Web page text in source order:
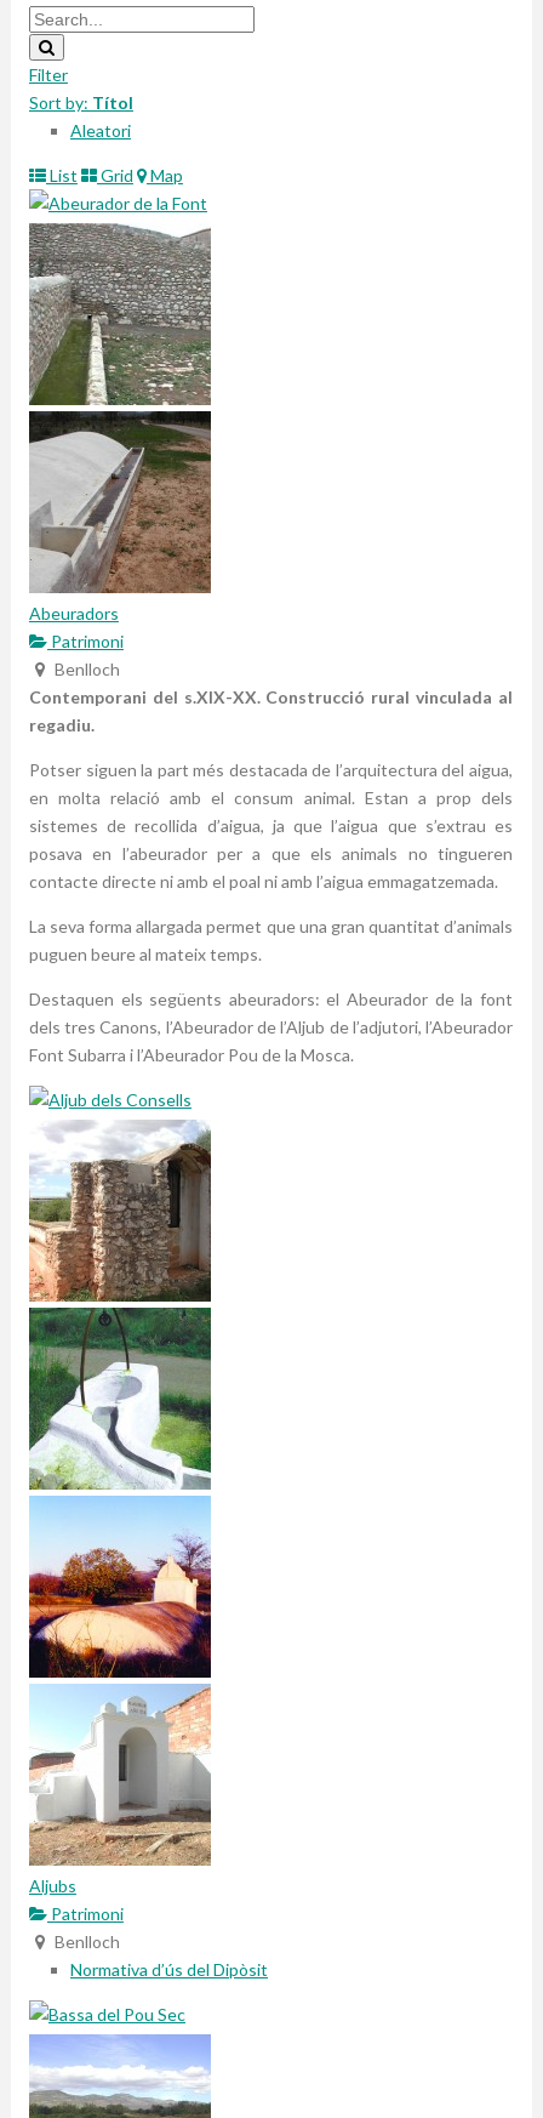
Filter
Sort by: Títol
Aleatori
List Grid Map
Abeuradors
Patrimoni
Benlloch
Contemporani del s.XIX-XX. Construcció rural vinculada al
regadiu.
Potser siguen la part més destacada de l’arquitectura del aigua,
en molta relació amb el consum animal. Estan a prop dels
sistemes de recollida d’aigua, ja que l’aigua que s’extrau es
posava en l’abeurador per a que els animals no tingueren
contacte directe ni amb el poal ni amb l’aigua emmagatzemada.
La seva forma allargada permet que una gran quantitat d’animals
puguen beure al mateix temps.
Destaquen els següents abeuradors: el Abeurador de la font
dels tres Canons, l’Abeurador de l’Aljub de l’adjutori, l’Abeurador
Font Subarra i l’Abeurador Pou de la Mosca.
Aljubs
Patrimoni
Benlloch
Normativa d’ús del Dipòsit